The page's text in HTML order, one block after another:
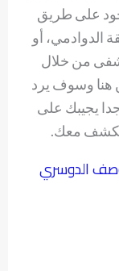
على طريق
الدوادمي، أو
من خلال
هنا وسوف يرد
يجيبك على
معك.
الدوسري